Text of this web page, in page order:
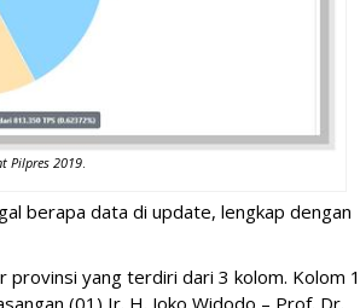
Pilpres 2019.
berapa data di update, lengkap dengan
yang terdiri dari 3 kolom. Kolom 1
(01) Ir. H. Joko Widodo – Prof. Dr.